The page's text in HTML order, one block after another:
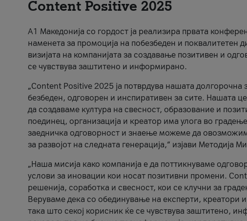
Content Positive 2025
А1 Македонија со гордост ја реализира првата
наменета за промоција на побезбеден и поквалитетен
визијата на компанијата за создавање позитивен и
се чувствува заштитено и информирано.
„Content Positive 2025 ја потврдува нашата долгорочна
безбеден, одговорен и инспиративен за сите. Нашата
да создаваме култура на свесност, образование и
поединец, организација и креатор има улога во
заедничка одговорност и знаење можеме да
за развојот на следната генерација,“ изјави
„Наша мисија како компанија е да поттикнуваме
услови за иновации кои носат позитивни промени.
решенија, соработка и свесност, кои се клучни за
Веруваме дека со обединување на експерти, креатори
така што секој корисник ќе се чувствува заштитено,